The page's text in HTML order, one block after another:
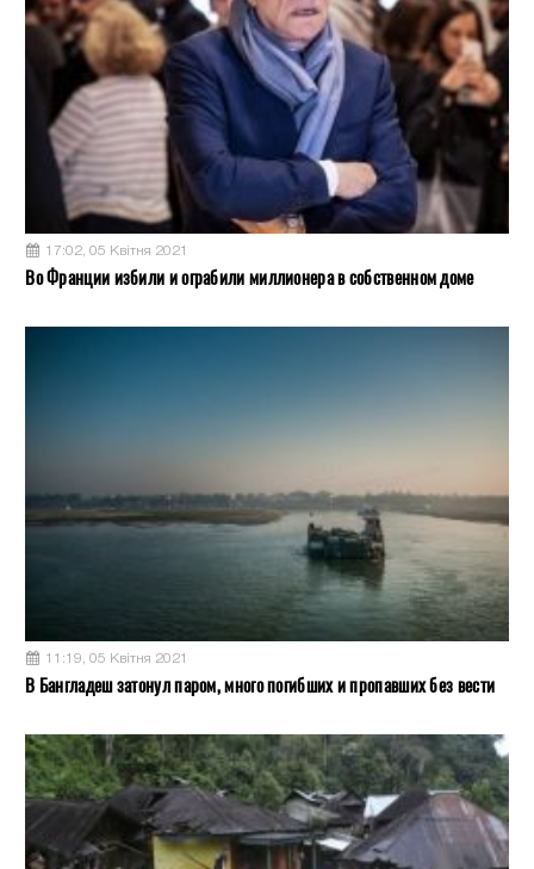
17:02, 05 Квітня 2021
Во Франции избили и ограбили миллионера в собственном доме
11:19, 05 Квітня 2021
В Бангладеш затонул паром, много погибших и пропавших без вести